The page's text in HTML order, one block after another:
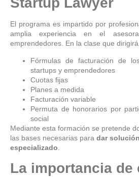
El programa es impartido por
amplia experiencia en el
emprendedores. En la clase que
Fórmulas de facturación de
startups y emprendedores
Cuotas fijas
Planes a medida
Facturación variable
Permuta de honorarios por
social
Mediante esta formación se pretende
las bases necesarias para dar
especializado
La importancia de